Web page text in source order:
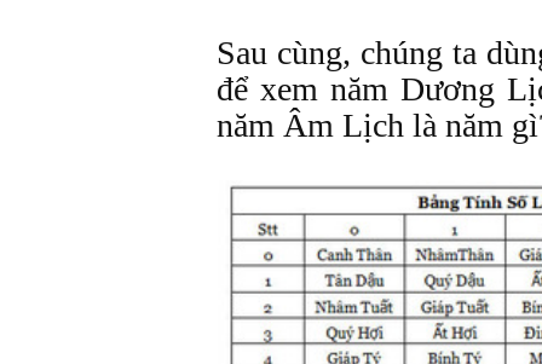
Sau cùng, chúng ta
để xem năm Dương
năm Âm Lịch là năm